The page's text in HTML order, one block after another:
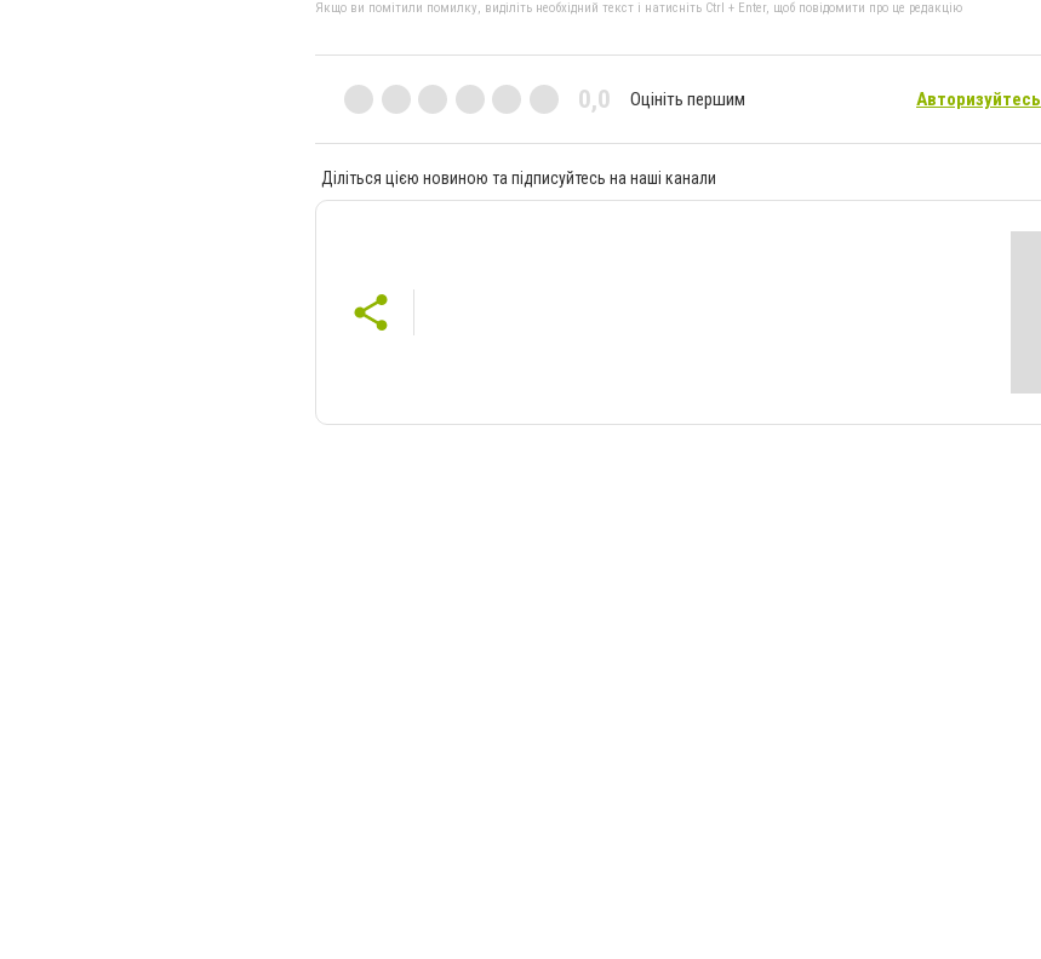
Якщо ви помітили помилку, виділіть необхідний текст і натисніть Ctrl + Enter, щоб повідомити про це редакцію
0,0 Оцініть першим Авторизуйтесь
Діліться цією новиною та підписуйтесь на наші канали